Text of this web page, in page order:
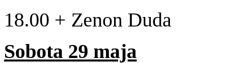
18.00 + Zenon Duda
Sob­ota 29 maja